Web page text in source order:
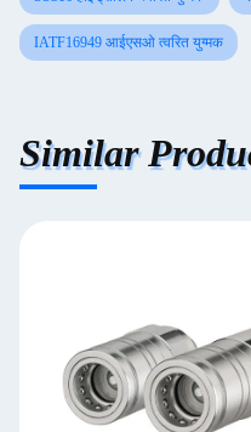
IATF16949 आईएसओ त्वरित युग्मक
Similar